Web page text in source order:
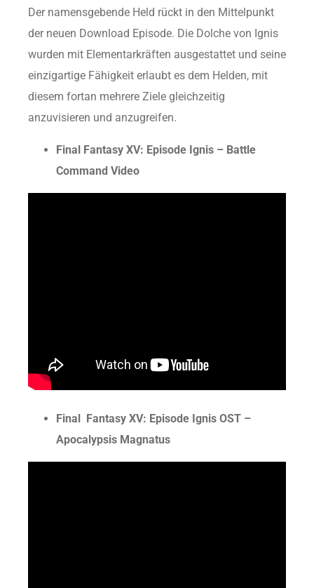
Der namensgebende Held rückt in den Mittelpunkt
der neuen Download Episode. Die Dolche von Ignis
wurden mit Elementarkräften ausgestattet und seine
einzigartige Fähigkeit erlaubt es dem Helden, mit
diesem fortan mehrere Ziele gleichzeitig
anzuvisieren und anzugreifen.
Final Fantasy XV: Episode Ignis – Battle
Command Video
Final Fantasy XV: Episode Ignis OST –
Apocalypsis Magnatus